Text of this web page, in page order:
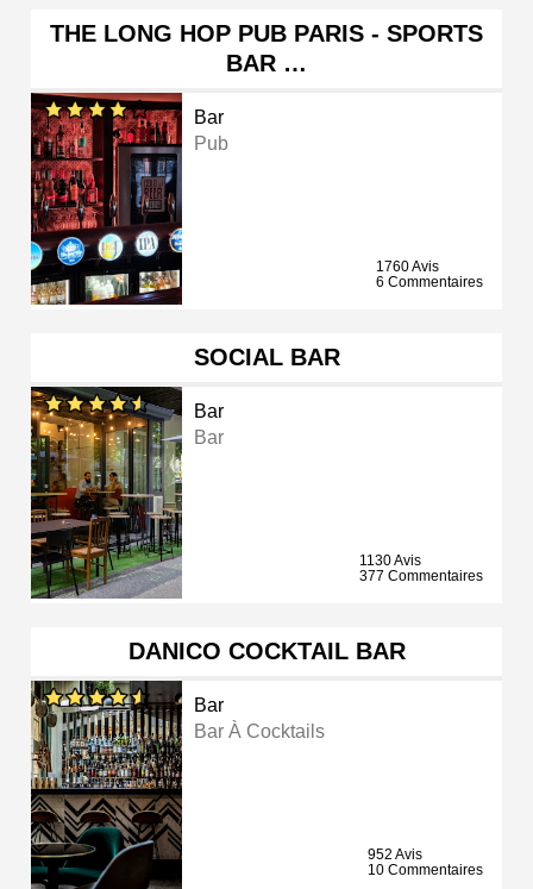
THE LONG HOP PUB PARIS - SPORTS
BAR …
Bar
Pub
1760 Avis
6 Commentaires
SOCIAL BAR
Bar
Bar
1130 Avis
377 Commentaires
DANICO COCKTAIL BAR
Bar
Bar À Cocktails
952 Avis
10 Commentaires